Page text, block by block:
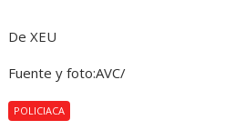
De XEU
Fuente y foto:AVC/
POLICIACA